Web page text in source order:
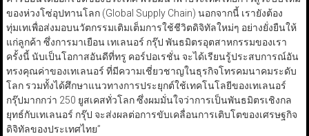
ของห่วงโซ่อุปทานโลก (Global Supply Chain) นอกจากนี้ เรายังต้อง
ทุ่มเทเพื่อส่งมอบนวัตกรรมเติมเต็มการใช้ชีวิตดิจิทัลใหม่ๆ อย่างยั่งยืนให้
แก่ลูกค้า ซึ่งการมาเยือน เทเลนอร์ กรุ๊ป พันธมิตรอุตสาหกรรมของเรา
ครั้งนี้ นับเป็นโอกาสอันดีที่ทรู คอร์ปอเรชั่น จะได้เรียนรู้ประสบการณ์อัน
ทรงคุณค่าของเทเลนอร์ ที่มีความเชี่ยวชาญในธุรกิจโทรคมนาคมระดับ
โลก รวมทั้งได้ศึกษาแนวทางการประยุกต์ใช้เทคโนโลยีของเทเลนอร์
กรุ๊ปมากกว่า 250 ยูสเคสทั่วโลก ซึ่งผมมั่นใจว่าการเป็นพันธมิตรเชิงกล
ยุทธ์กับเทเลนอร์ กรุ๊ป จะส่งผลต่อการขับเคลื่อนการเติบโตของเศรษฐกิจ
ดิจิทัลของประเทศไทย”